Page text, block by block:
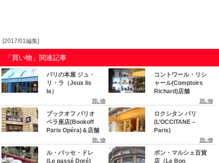
[2017/01編集]
「買い物」関連記事
パリの本屋 ジュ・
リ・ラ（Jeux lis
la）
買い物
コントワール・リシ
ャール(Comptoirs
Richard)店舗
買い物
ブックオフ パリオ
ペラ座店(Bookoff
Paris Opéra)＆店舗
買い物
ロクシタン パリ
(L’OCCITANE –
Paris)
買い物
ル・パッセ・ドレ
(Le passé Doré)
ボン・マルシェ百貨
店（Le Bon